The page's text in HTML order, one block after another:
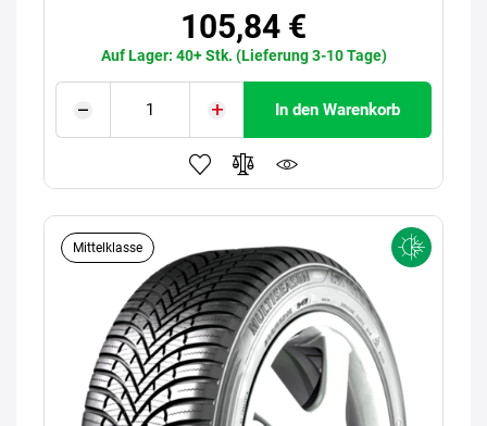
105,84 €
Auf Lager: 40+ Stk. (Lieferung 3-10 Tage)
In den Warenkorb
Mittelklasse